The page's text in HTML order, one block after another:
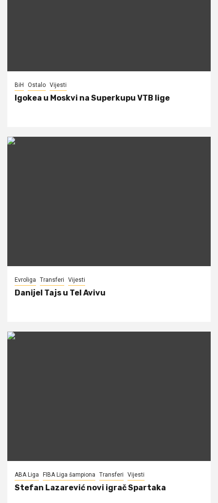
BiH Ostalo Vijesti
Igokea u Moskvi na Superkupu VTB lige
Evroliga Transferi Vijesti
Danijel Tajs u Tel Avivu
ABA Liga FIBA Liga šampiona Transferi Vijesti
Stefan Lazarević novi igrač Spartaka